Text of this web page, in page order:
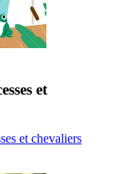
et
et chevaliers